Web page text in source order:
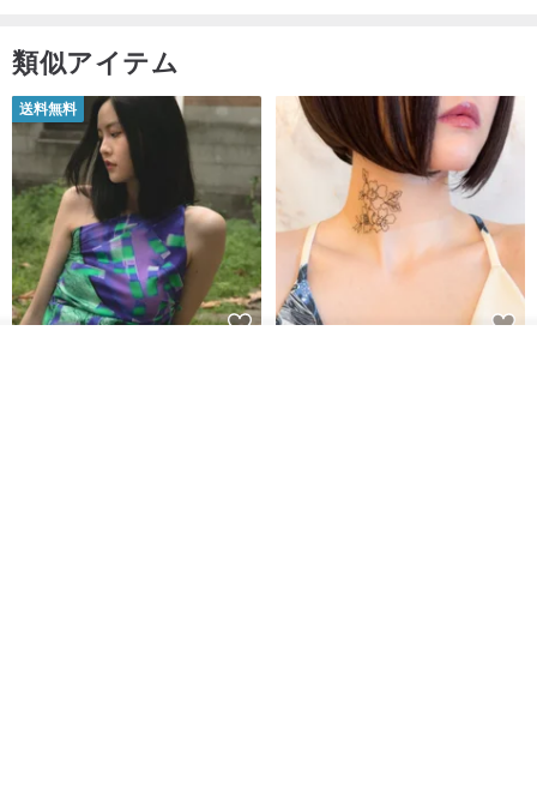
類似アイテム
送料無料